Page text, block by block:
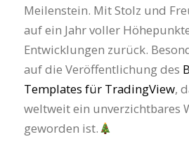
Meilenstein. Mit Stolz und
auf ein Jahr voller
Entwicklungen zurück.
auf die Veröffentlichung des
Templates für TradingView,
weltweit ein unverzichtbares
geworden ist.